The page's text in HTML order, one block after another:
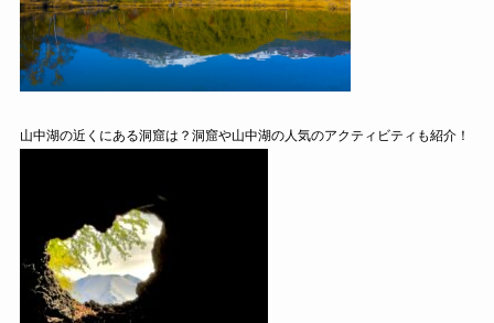
山中湖の近くにある洞窟は？洞窟や山中湖の人気のアクティビティも紹介！